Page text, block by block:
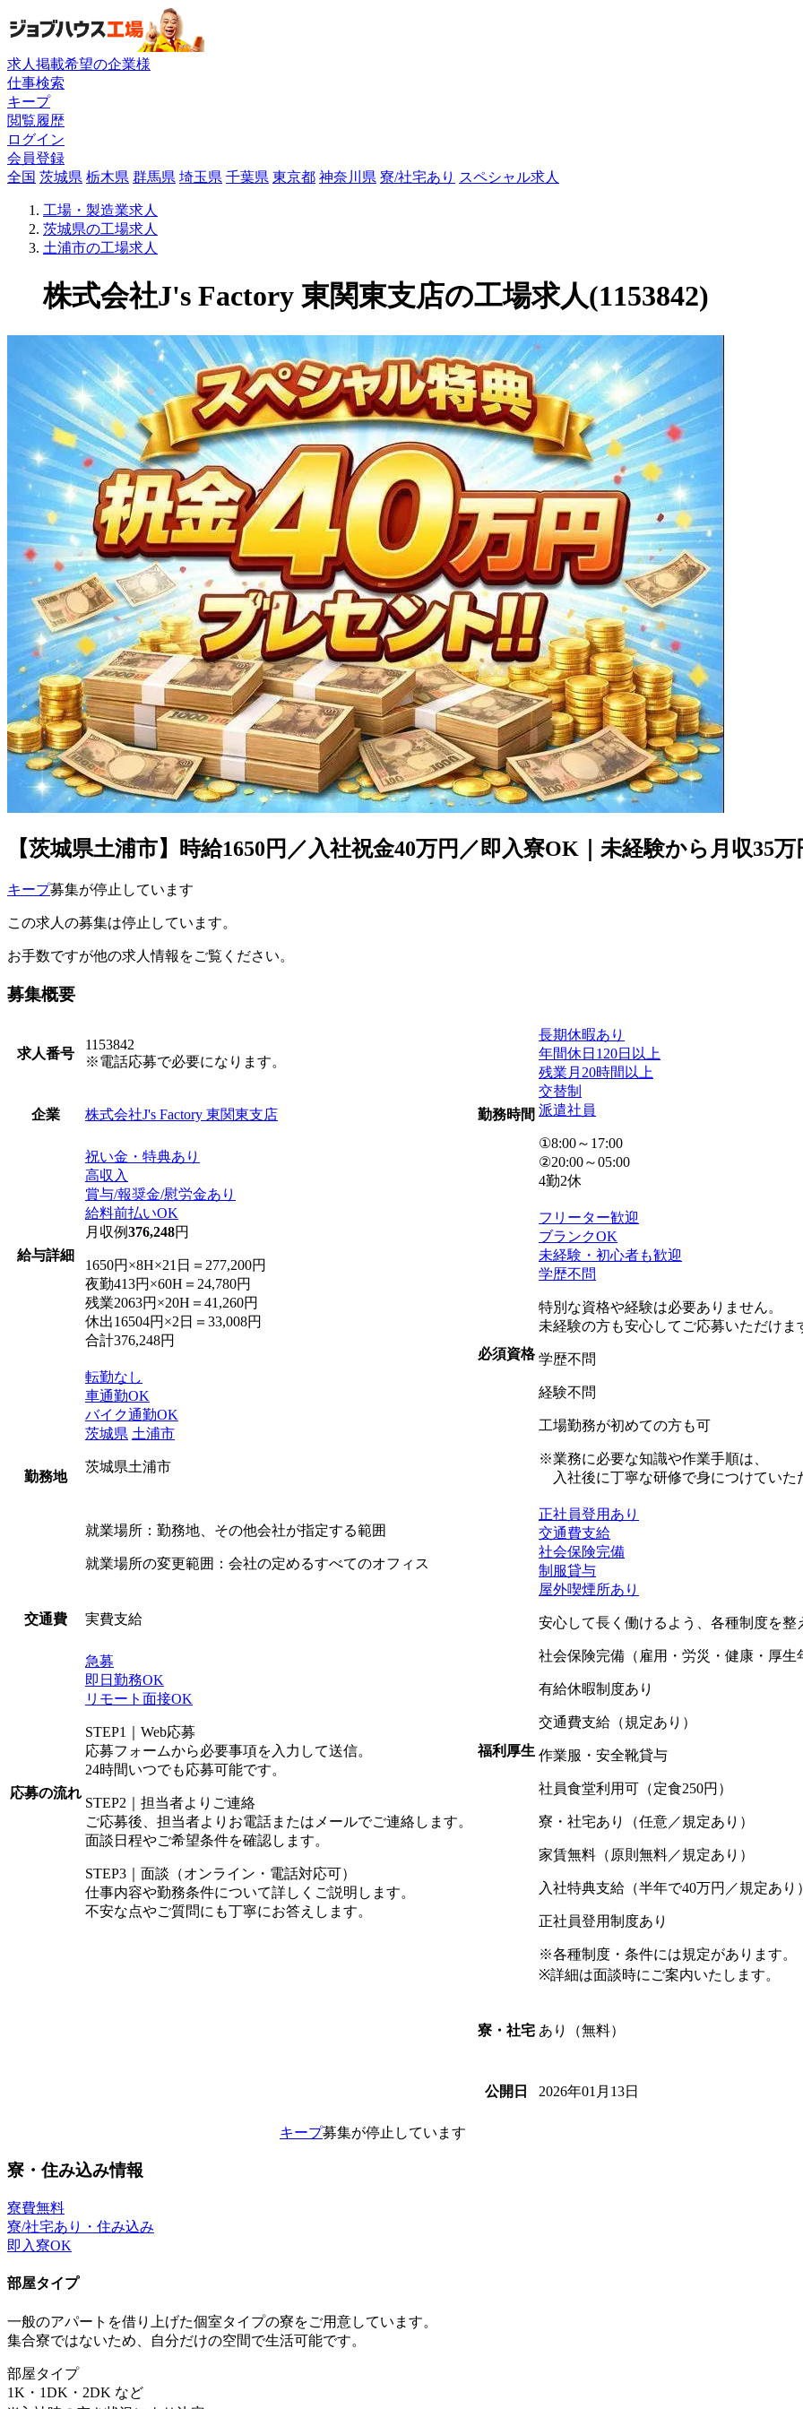
求人掲載希望の企業様
仕事検索
キープ
閲覧履歴
ログイン
会員登録
全国 茨城県 栃木県 群馬県 埼玉県 千葉県 東京都 神奈川県 寮/社宅あり スペシャル求人
工場・製造業求人
茨城県の工場求人
土浦市の工場求人
株式会社J's Factory 東関東支店の工場求人(1153842)
【茨城県土浦市】時給1650円／入社祝金40万円／即入寮OK｜未経験から月収35
キープ募集が停止しています
この求人の募集は停止しています。
お手数ですが他の求人情報をご覧ください。
募集概要
求人番号
1153842
※電話応募で必要になります。
企業 株式会社J's Factory 東関東支店
給与詳細
祝い金・特典あり
高収入
賞与/報奨金/慰労金あり
給料前払いOK
月収例376,248円
1650円×8H×21日＝277,200円
夜勤413円×60H＝24,780円
残業2063円×20H＝41,260円
休出16504円×2日＝33,008円
合計376,248円
勤務地
転勤なし
車通勤OK
バイク通勤OK
茨城県 土浦市
茨城県土浦市
就業場所：勤務地、その他会社が指定する範囲
就業場所の変更範囲：会社の定めるすべてのオフィス
交通費 実費支給
応募の流れ
急募
即日勤務OK
リモート面接OK
STEP1｜Web応募
応募フォームから必要事項を入力して送信。
24時間いつでも応募可能です。
STEP2｜担当者よりご連絡
ご応募後、担当者よりお電話またはメールでご連絡します。
面談日程やご希望条件を確認します。
STEP3｜面談（オンライン・電話対応可）
仕事内容や勤務条件について詳しくご説明します。
不安な点やご質問にも丁寧にお答えします。
勤務時間
長期休暇あり
年間休日120日以上
残業月20時間以上
交替制
派遣社員
①8:00～17:00
②20:00～05:00
4勤2休
必須資格
フリーター歓迎
ブランクOK
未経験・初心者も歓迎
学歴不問
特別な資格や経験は必要ありません。
未経験の方も安心してご応募いただけま
学歴不問
経験不問
工場勤務が初めての方も可
※業務に必要な知識や作業手順は、
入社後に丁寧な研修で身につけていた
福利厚生
正社員登用あり
交通費支給
社会保険完備
制服貸与
屋外喫煙所あり
安心して長く働けるよう、各種制度を整
社会保険完備（雇用・労災・健康・厚生
有給休暇制度あり
交通費支給（規定あり）
作業服・安全靴貸与
社員食堂利用可（定食250円）
寮・社宅あり（任意／規定あり）
家賃無料（原則無料／規定あり）
入社特典支給（半年で40万円／規定あり）
正社員登用制度あり
※各種制度・条件には規定があります。
※詳細は面談時にご案内いたします。
寮・社宅 あり（無料）
公開日 2026年01月13日
キープ募集が停止しています
寮・住み込み情報
寮費無料
寮/社宅あり・住み込み
即入寮OK
部屋タイプ
一般のアパートを借り上げた個室タイプの寮をご用意しています。
集合寮ではないため、自分だけの空間で生活可能です。
部屋タイプ
1K・1DK・2DK など